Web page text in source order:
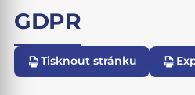
GDPR
Tisknout stránku